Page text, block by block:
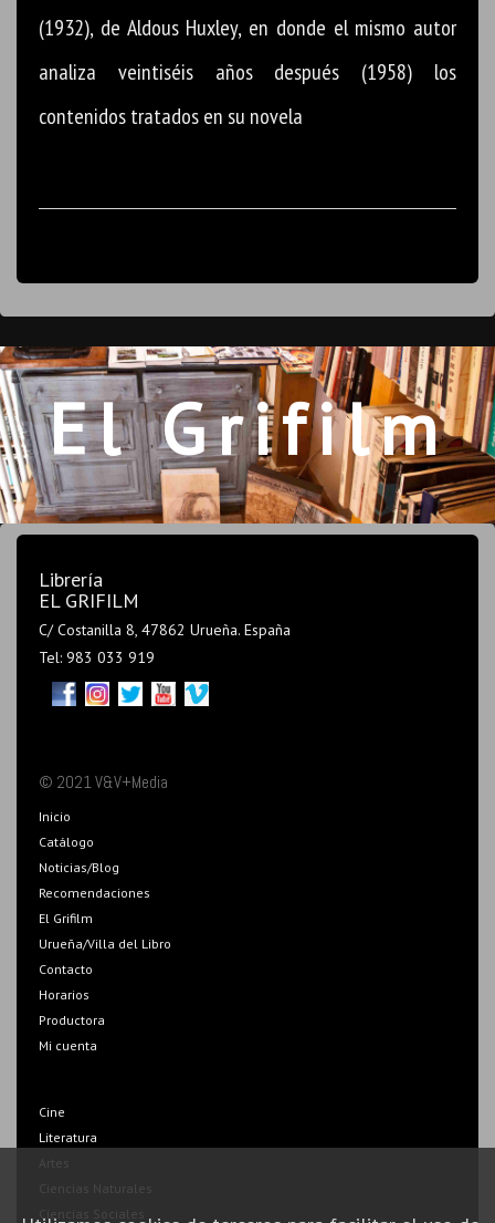
(1932), de Aldous Huxley, en donde el mismo autor
analiza veintiséis años después (1958) los
contenidos tratados en su novela
El Grifilm
Librería
EL GRIFILM
C/ Costanilla 8, 47862 Urueña. España
Tel: 983 033 919
© 2021 V&V+Media
Inicio
Catálogo
Noticias/Blog
Recomendaciones
El Grifilm
Urueña/Villa del Libro
Contacto
Horarios
Productora
Mi cuenta
Cine
Literatura
Artes
Ciencias Naturales
Ciencias Sociales